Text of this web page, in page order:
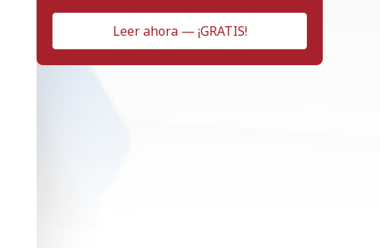
Leer ahora — ¡GRATIS!